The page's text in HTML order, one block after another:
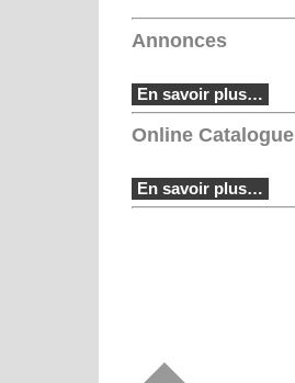
Annonces
En savoir plus…
Online Catalogue
En savoir plus…